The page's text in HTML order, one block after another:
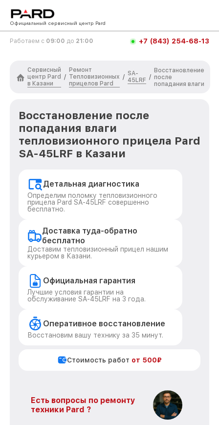
Официальный сервисный центр Pard
Работаем с 09:00 до 21:00 +7 (843) 254-68-13
Сервисный
центр Pard
в Казани
/
Ремонт
Тепловизионных
прицелов Pard
/
SA-
45LRF /
Восстановление
после
попадания влаги
Восстановление после
попадания влаги
тепловизионного прицела Pard
SA-45LRF в Казани
Детальная диагностика
Определим поломку тепловизионного
прицела Pard SA-45LRF совершенно
бесплатно.
Доставка туда-обратно
бесплатно
Доставим тепловизионный прицел нашим
курьером в Казани.
Официальная гарантия
Лучшие условия гарантии на
обслуживание SA-45LRF на 3 года.
Оперативное восстановление
Восстановим вашу технику за 35 минут.
Стоимость работ от 500₽
Есть вопросы по ремонту
техники Pard ?